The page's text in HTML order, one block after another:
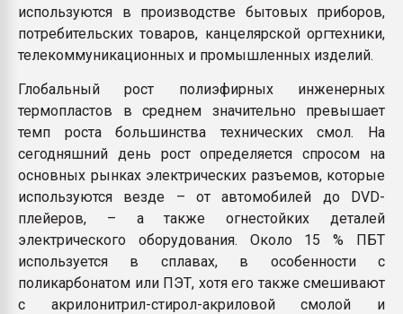
используются в производстве бытовых приборов,
потребительских товаров, канцелярской оргтехники,
телекоммуникационных и промышленных изделий.
Глобальный рост полиэфирных инженерных
термопластов в среднем значительно превышает
темп роста большинства технических смол. На
сегодняшний день рост определяется спросом на
основных рынках электрических разъемов, которые
используются везде – от автомобилей до DVD-
плейеров, – а также огнестойких деталей
электрического оборудования. Около 15 % ПБТ
используется в сплавах, в особенности с
поликарбонатом или ПЭТ, хотя его также смешивают
с акрилонитрил-стирол-акриловой смолой и